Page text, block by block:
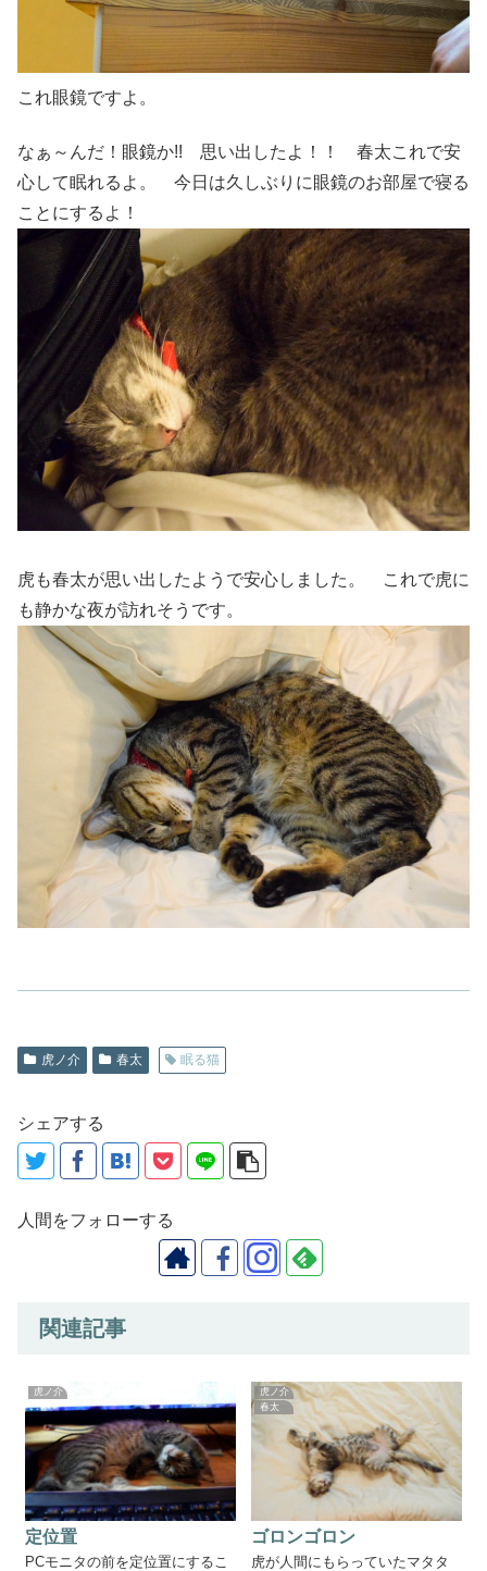
これ眼鏡ですよ。
なぁ～んだ！眼鏡か!! 思い出したよ！！ 春太これで安
心して眠れるよ。 今日は久しぶりに眼鏡のお部屋で寝る
ことにするよ！
虎も春太が思い出したようで安心しました。 これで虎に
も静かな夜が訪れそうです。
虎ノ介 春太 眠る猫
シェアする
人間をフォローする
関連記事
虎ノ介
定位置
PCモニタの前を定位置にするこ
虎ノ介
春太
ゴロンゴロン
虎が人間にもらっていたマタタ